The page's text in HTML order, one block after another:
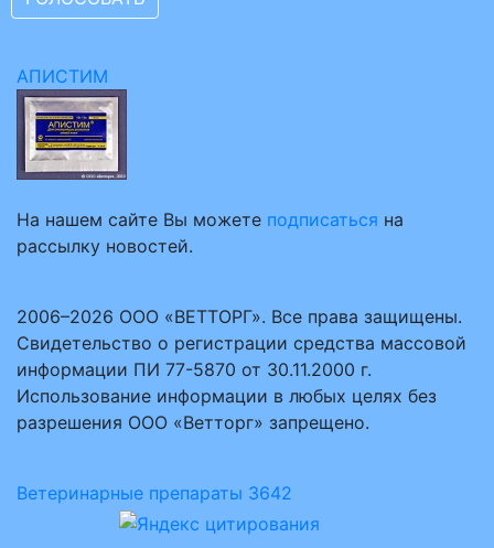
АПИСТИМ
На нашем сайте Вы можете подписаться на
рассылку новостей.
2006–2026 ООО «ВЕТТОРГ». Все права защищены.
Свидетельство о регистрации средства массовой
информации ПИ 77-5870 от 30.11.2000 г.
Использование информации в любых целях без
разрешения ООО «Ветторг» запрещено.
Ветеринарные препараты 3642